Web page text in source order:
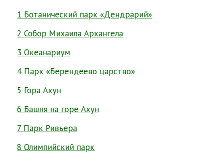
1 Ботанический парк «Дендрарий»
2 Собор Михаила Архангела
3 Океанариум
4 Парк «Берендеево царство»
5 Гора Ахун
6 Башня на горе Ахун
7 Парк Ривьера
8 Олимпийский парк